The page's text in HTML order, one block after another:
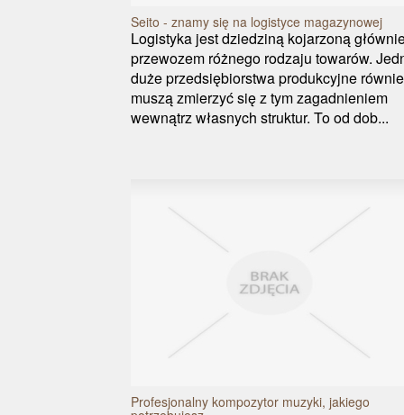
Seito - znamy się na logistyce magazynowej
Logistyka jest dziedziną kojarzoną
przewozem różnego rodzaju towarów.
duże przedsiębiorstwa produkcyjne
muszą zmierzyć się z tym zagadnieniem
wewnątrz własnych struktur. To od dob...
Profesjonalny kompozytor muzyki, jakiego